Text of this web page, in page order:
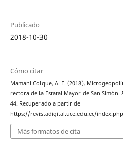
Publicado
2018-10-30
Cómo citar
Mamani Colque, A. E. (2018).
rectora de la Estatal Mayor de San Simón.
44. Recuperado a partir de
https://revistadigital.uce.edu.ec/
Más formatos de cita